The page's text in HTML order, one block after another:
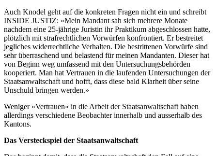
Auch Knodel geht auf die konkreten Fragen nicht ein und schreibt
INSIDE JUSTIZ: «Mein Mandant sah sich mehrere Monate
nachdem eine 25-jährige Juristin ihr Praktikum abgeschlossen hatte,
plötzlich mit strafrechtlichen Vorwürfen konfrontiert. Er bestreitet
jegliches widerrechtliche Verhalten. Die bestrittenen Vorwürfe sind
sehr überraschend und belastend für meinen Mandanten. Dieser hat
von Beginn weg umfassend mit den Untersuchungsbehörden
kooperiert. Man hat Vertrauen in die laufenden Untersuchungen der
Staatsanwaltschaft und hofft, dass diese bald Klarheit über seine
Unschuld bringen werden.»
Weniger «Vertrauen» in die Arbeit der Staatsanwaltschaft haben
allerdings verschiedene Beobachter innerhalb und ausserhalb des
Kantons.
Das Versteckspiel der Staatsanwaltschaft